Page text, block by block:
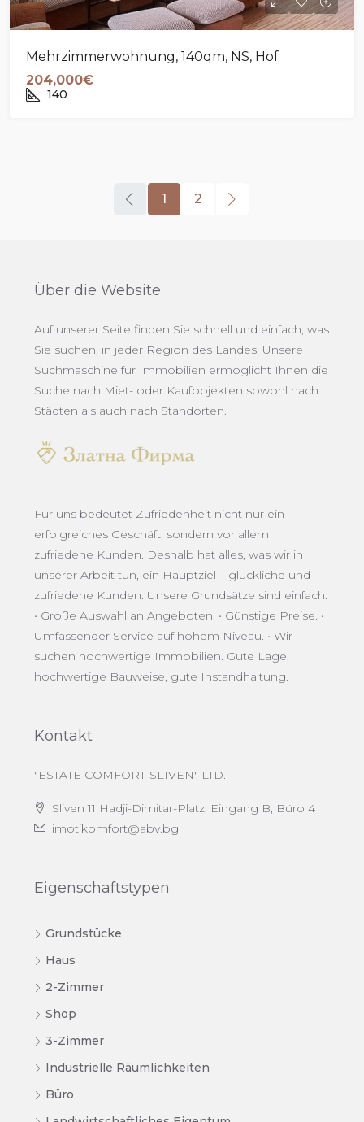
Mehrzimmerwohnung, 140qm, NS, Hof
204,000€
140
1 2
Über die Website
Auf unserer Seite finden Sie schnell und einfach, was
Sie suchen, in jeder Region des Landes. Unsere
Suchmaschine für Immobilien ermöglicht Ihnen die
Suche nach Miet- oder Kaufobjekten sowohl nach
Städten als auch nach Standorten.
Für uns bedeutet Zufriedenheit nicht nur ein
erfolgreiches Geschäft, sondern vor allem
zufriedene Kunden. Deshalb hat alles, was wir in
unserer Arbeit tun, ein Hauptziel – glückliche und
zufriedene Kunden. Unsere Grundsätze sind einfach:
• Große Auswahl an Angeboten. • Günstige Preise. •
Umfassender Service auf hohem Niveau. • Wir
suchen hochwertige Immobilien. Gute Lage,
hochwertige Bauweise, gute Instandhaltung.
Kontakt
"ESTATE COMFORT-SLIVEN" LTD.
Sliven 11 Hadji-Dimitar-Platz, Eingang B, Büro 4
imotikomfort@abv.bg
Eigenschaftstypen
Grundstücke
Haus
2-Zimmer
Shop
3-Zimmer
Industrielle Räumlichkeiten
Büro